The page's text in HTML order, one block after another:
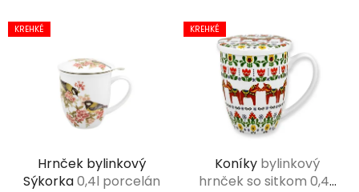
KREHKÉ
Hrnček bylinkový
Sýkorka0,4l porcelán
KREHKÉ
Koníky bylinkový
hrnček so sitkom 0,42